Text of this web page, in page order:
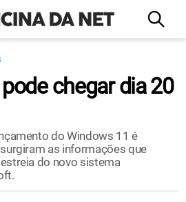
chegar dia 20
do Windows 11 é
as informações que
do novo sistema